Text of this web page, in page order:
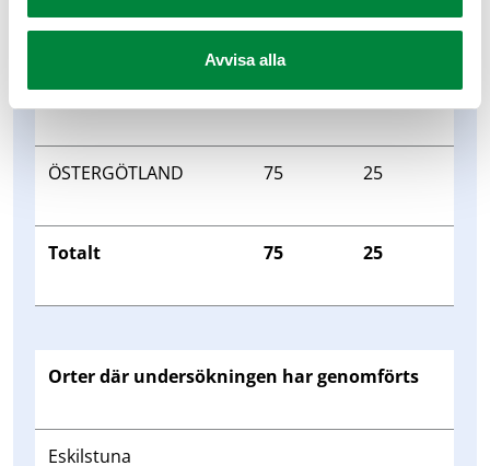
Avvisa alla
VÄSTMANLAND 83 17
ÖRNSKÖLDSVIK 97 3
ÖSTERGÖTLAND 75 25
Totalt 75 25
Orter där undersökningen har genomförts
Eskilstuna